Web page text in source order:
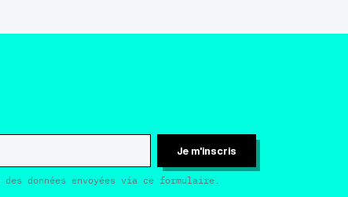
Je m'inscris
données envoyées via ce formulaire.